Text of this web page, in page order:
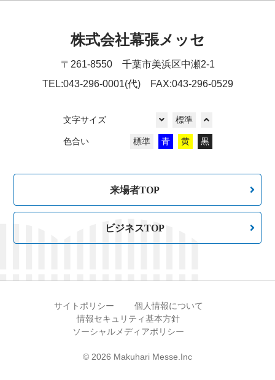
株式会社幕張メッセ
〒261-8550 千葉市美浜区中瀬2-1
TEL:043-296-0001(代) FAX:043-296-0529
文字サイズ 標準
色合い 標準 青 黄 黒
来場者TOP
ビジネスTOP
サイトポリシー
個人情報について
情報セキュリティ基本方針
ソーシャルメディアポリシー
© 2026 Makuhari Messe.Inc